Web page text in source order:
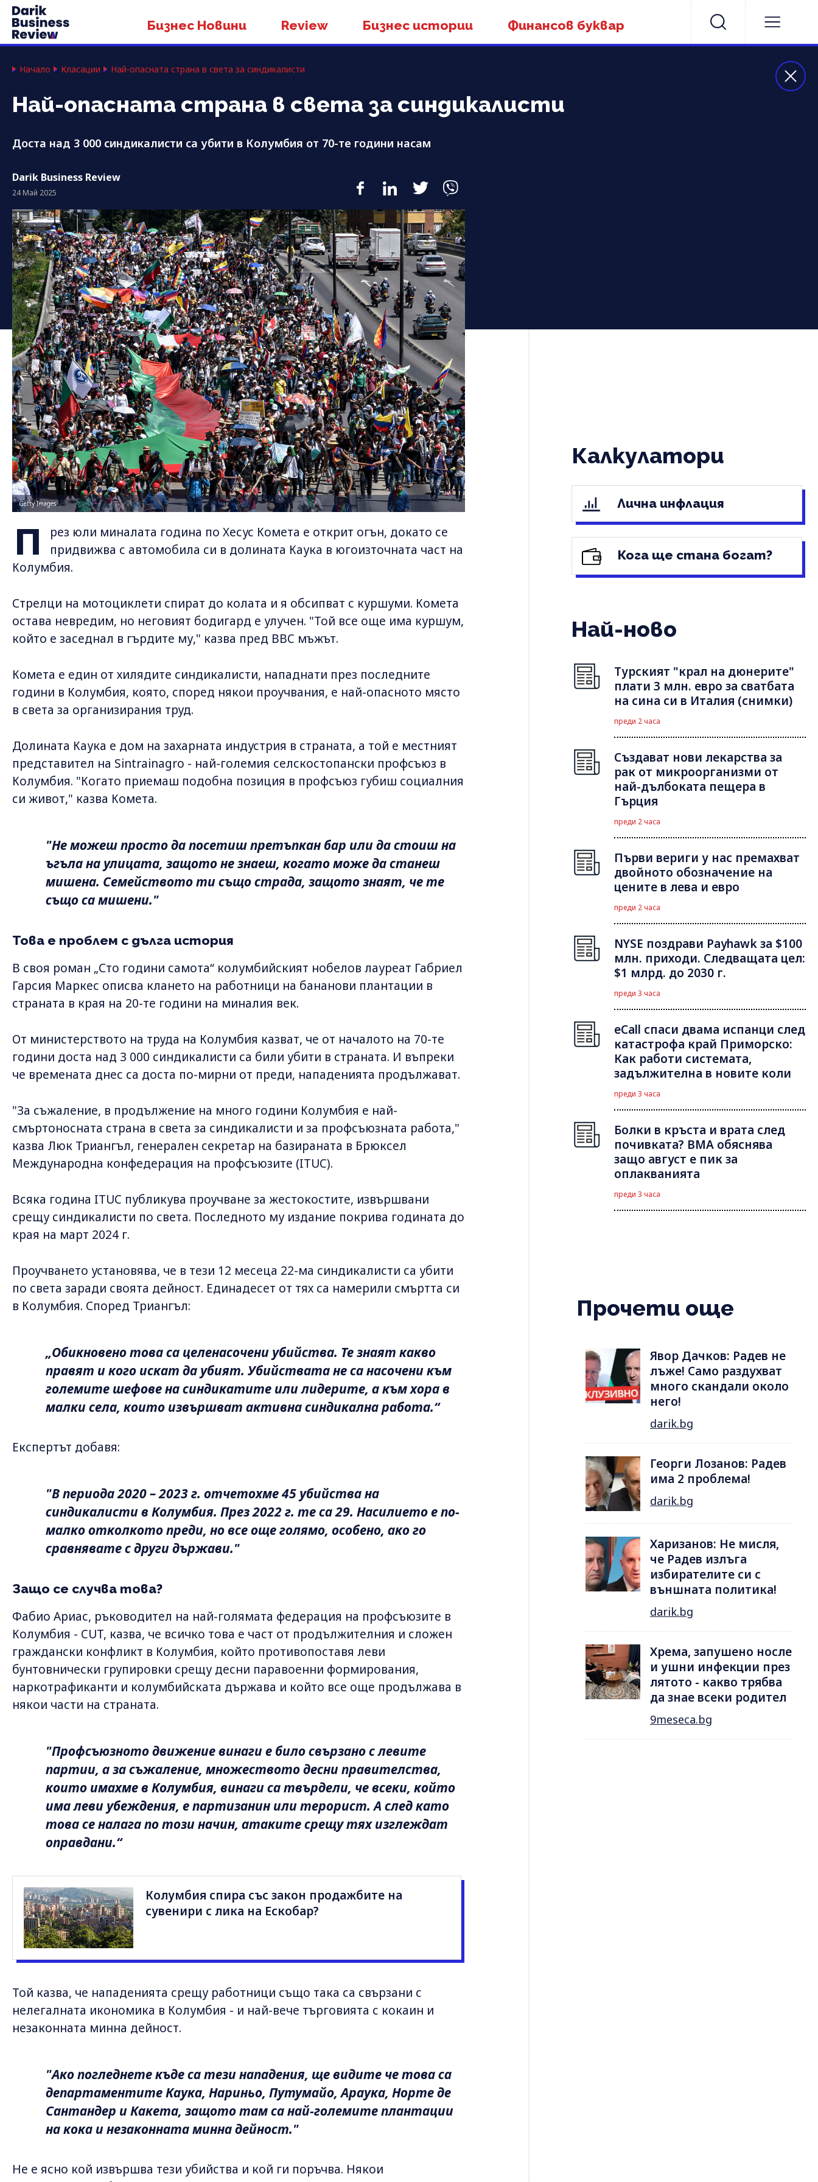
Бизнес Новини Review Бизнес истории Финансов буквар
Начало Класации Най-опасната страна в света за синдикалисти
Най-опасната страна в света за синдикалисти
Доста над 3 000 синдикалисти са убити в Колумбия от 70-те години насам
Darik Business Review
24 Май 2025
Getty Images
П
рез юли миналата година по Хесус Комета е открит огън, докато се
придвижва с автомобила си в долината Каука в югоизточната част на
Колумбия.
Стрелци на мотоциклети спират до колата и я обсипват с куршуми. Комета
остава невредим, но неговият бодигард е улучен. "Той все още има куршум,
който е заседнал в гърдите му," казва пред BBC мъжът.
Комета е един от хилядите синдикалисти, нападнати през последните
години в Колумбия, която, според някои проучвания, е най-опасното място
в света за организирания труд.
Долината Каука е дом на захарната индустрия в страната, а той е местният
представител на Sintrainagro - най-големия селскостопански профсъюз в
Колумбия. "Когато приемаш подобна позиция в профсъюз губиш социалния
си живот," казва Комета.
"Не можеш просто да посетиш претъпкан бар или да стоиш на
ъгъла на улицата, защото не знаеш, когато може да станеш
мишена. Семейството ти също страда, защото знаят, че те
също са мишени."
Това е проблем с дълга история
В своя роман „Сто години самота“ колумбийският нобелов лауреат Габриел
Гарсия Маркес описва клането на работници на бананови плантации в
страната в края на 20-те години на миналия век.
От министерството на труда на Колумбия казват, че от началото на 70-те
години доста над 3 000 синдикалисти са били убити в страната. И въпреки
че времената днес са доста по-мирни от преди, нападенията продължават.
"За съжаление, в продължение на много години Колумбия е най-
смъртоносната страна в света за синдикалисти и за профсъюзната работа,"
казва Люк Триангъл, генерален секретар на базираната в Брюксел
Международна конфедерация на профсъюзите (ITUC).
Всяка година ITUC публикува проучване за жестокостите, извършвани
срещу синдикалисти по света. Последното му издание покрива годината до
края на март 2024 г.
Проучването установява, че в тези 12 месеца 22-ма синдикалисти са убити
по света заради своята дейност. Единадесет от тях са намерили смъртта си
в Колумбия. Според Триангъл:
„Обикновено това са целенасочени убийства. Те знаят какво
правят и кого искат да убият. Убийствата не са насочени към
големите шефове на синдикатите или лидерите, а към хора в
малки села, които извършват активна синдикална работа.“
Експертът добавя:
"В периода 2020 – 2023 г. отчетохме 45 убийства на
синдикалисти в Колумбия. През 2022 г. те са 29. Насилието е по-
малко отколкото преди, но все още голямо, особено, ако го
сравнявате с други държави."
Защо се случва това?
Фабио Ариас, ръководител на най-голямата федерация на профсъюзите в
Колумбия - CUT, казва, че всичко това е част от продължителния и сложен
граждански конфликт в Колумбия, който противопоставя леви
бунтовнически групировки срещу десни паравоенни формирования,
наркотрафиканти и колумбийската държава и който все още продължава в
някои части на страната.
"Профсъюзното движение винаги е било свързано с левите
партии, а за съжаление, множеството десни правителства,
които имахме в Колумбия, винаги са твърдели, че всеки, който
има леви убеждения, е партизанин или терорист. А след като
това се налага по този начин, атаките срещу тях изглеждат
оправдани.“
Колумбия спира със закон продажбите на
сувенири с лика на Ескобар?
Той казва, че нападенията срещу работници също така са свързани с
нелегалната икономика в Колумбия - и най-вече търговията с кокаин и
незаконната минна дейност.
"Ако погледнете къде са тези нападения, ще видите че това са
департаментите Каука, Нариньо, Путумайо, Араука, Норте де
Сантандер и Какета, защото там са най-големите плантации
на кока и незаконната минна дейност."
Не е ясно кой извършва тези убийства и кой ги поръчва. Някои
Калкулатори
Лична инфлация
Кога ще стана богат?
Най-ново
Турският "крал на дюнерите"
плати 3 млн. евро за сватбата
на сина си в Италия (снимки)
преди 2 часа
Създават нови лекарства за
рак от микроорганизми от
най-дълбоката пещера в
Гърция
преди 2 часа
Първи вериги у нас премахват
двойното обозначение на
цените в лева и евро
преди 2 часа
NYSE поздрави Payhawk за $100
млн. приходи. Следващата цел:
$1 млрд. до 2030 г.
преди 3 часа
eCall спаси двама испанци след
катастрофа край Приморско:
Как работи системата,
задължителна в новите коли
преди 3 часа
Болки в кръста и врата след
почивката? ВМА обяснява
защо август е пик за
оплакванията
преди 3 часа
Прочети още
Явор Дачков: Радев не
лъже! Само раздухват
много скандали около
него!
darik.bg
Георги Лозанов: Радев
има 2 проблема!
darik.bg
Харизанов: Не мисля,
че Радев излъга
избирателите си с
външната политика!
darik.bg
Хрема, запушено носле
и ушни инфекции през
лятотo - какво трябва
да знае всеки родител
9meseca.bg